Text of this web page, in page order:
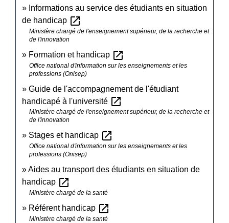
Informations au service des étudiants en situation
de handicap open_in_new
Ministère chargé de l'enseignement supérieur, de la recherche et
de l'innovation
Formation et handicap open_in_new
Office national d'information sur les enseignements et les
professions (Onisep)
Guide de l'accompagnement de l'étudiant
handicapé à l'université open_in_new
Ministère chargé de l'enseignement supérieur, de la recherche et
de l'innovation
Stages et handicap open_in_new
Office national d'information sur les enseignements et les
professions (Onisep)
Aides au transport des étudiants en situation de
handicap open_in_new
Ministère chargé de la santé
Référent handicap open_in_new
Ministère chargé de la santé